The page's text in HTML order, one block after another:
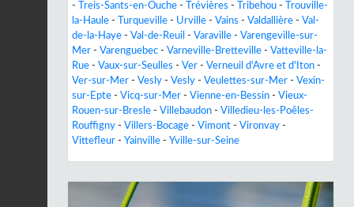
- Treis-Sants-en-Ouche - Trévières - Tribehou -
Trouville-
la-Haule - Turqueville - Urville - Vains - Valdallière - Val-
de-la-Haye - Val-de-Reuil - Varaville - Varengeville-sur-
Mer - Varenguebec - Varneville-Bretteville - Vatteville-la-
Rue - Vaux-sur-Seulles - Ver - Verneuil d'Avre et d'Iton -
Ver-sur-Mer - Vesly - Vesly - Veulettes-sur-Mer - Vexin-
sur-Epte - Vicq-sur-Mer - Vienne-en-Bessin - Vieux-
Rouen-sur-Bresle - Villebaudon - Villedieu-les-Poêles-
Rouffigny - Villers-Bocage - Vimont - Vironvay -
Vittefleur - Yainville - Yville-sur-Seine